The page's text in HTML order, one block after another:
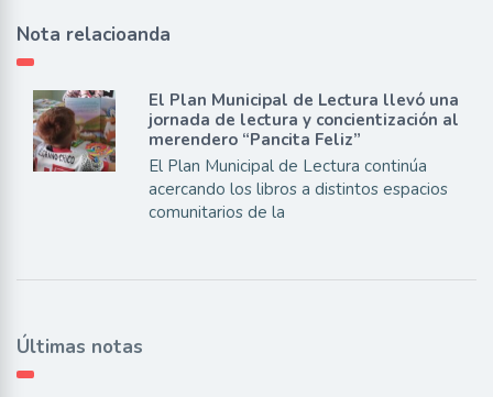
Nota relacioanda
El Plan Municipal de Lectura llevó una
jornada de lectura y concientización al
merendero “Pancita Feliz”
El Plan Municipal de Lectura continúa
acercando los libros a distintos espacios
comunitarios de la
Últimas notas